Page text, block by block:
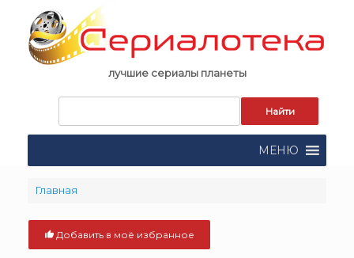
content
лучшие сериалы планеты
поиска:
МЕНЮ
Главная
Добавить в моё избранное